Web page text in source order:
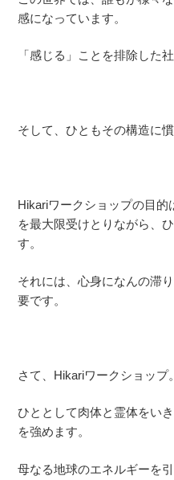
感になっています。
「感じる」ことを排除した
そして、ひともその構造に
Hikariワークショップの目
を最大限受けとりながら、
す。
それには、心身になんの滞
要です。
さて、Hikariワークショップ。
ひととして肉体と霊体をい
を強めます。
母なる地球のエネルギーを